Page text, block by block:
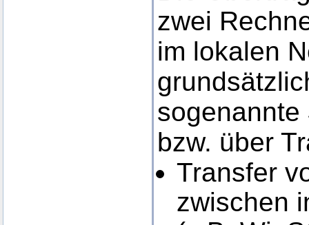
zwei
im lokalen
sogenannte
bzw. über
Transfer
zwischen